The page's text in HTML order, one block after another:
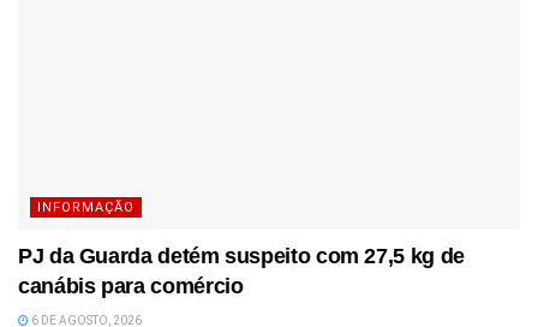
INFORMAÇÃO
PJ da Guarda detém suspeito com 27,5 kg de
canábis para comércio
6 DE AGOSTO, 2026